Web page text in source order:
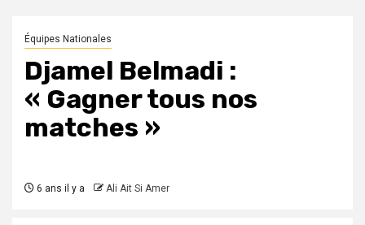
Équipes Nationales
Djamel Belmadi :
« Gagner tous nos
matches »
6 ans il y a Ali Ait Si Amer